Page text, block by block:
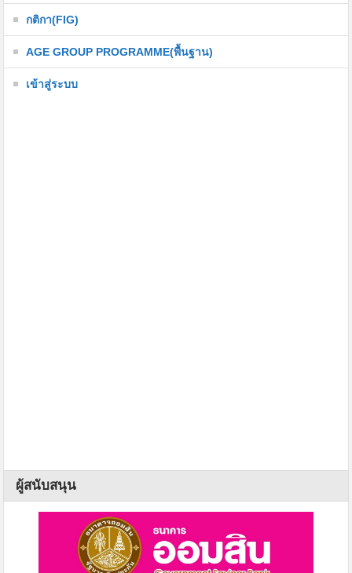
กติกา(FIG)
AGE GROUP PROGRAMME(พื้นฐาน)
เข้าสู่ระบบ
ผู้สนับสนุน